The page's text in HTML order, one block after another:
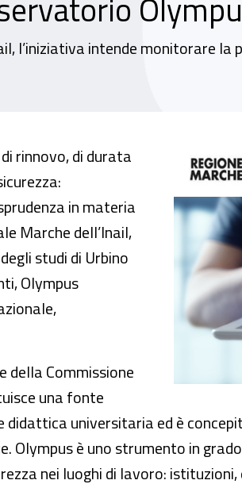
l’iniziativa intende monitorare
rinnovo, di durata
in materia
Marche dell’Inail,
studi di Urbino
Olympus
della Commissione
una fonte
universitaria ed è
Olympus è uno strumento in
nei luoghi di lavoro: